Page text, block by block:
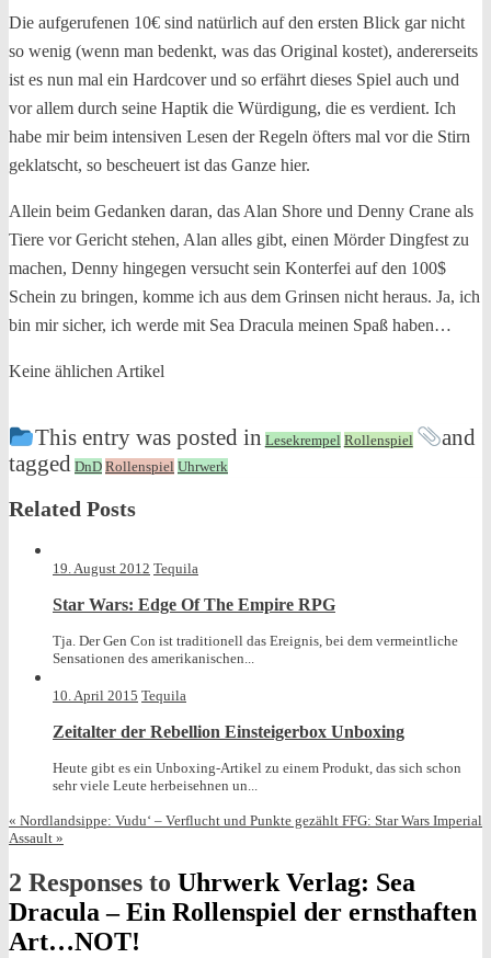
Die aufgerufenen 10€ sind natürlich auf den ersten Blick gar nicht
so wenig (wenn man bedenkt, was das Original kostet), andererseits
ist es nun mal ein Hardcover und so erfährt dieses Spiel auch und
vor allem durch seine Haptik die Würdigung, die es verdient. Ich
habe mir beim intensiven Lesen der Regeln öfters mal vor die Stirn
geklatscht, so bescheuert ist das Ganze hier.
Allein beim Gedanken daran, das Alan Shore und Denny Crane als
Tiere vor Gericht stehen, Alan alles gibt, einen Mörder Dingfest zu
machen, Denny hingegen versucht sein Konterfei auf den 100$
Schein zu bringen, komme ich aus dem Grinsen nicht heraus. Ja, ich
bin mir sicher, ich werde mit Sea Dracula meinen Spaß haben…
Keine ählichen Artikel
This entry was posted in Lesekrempel Rollenspiel
and
tagged DnD Rollenspiel Uhrwerk
Related Posts
19. August 2012 Tequila
Star Wars: Edge Of The Empire RPG
Tja. Der Gen Con ist traditionell das Ereignis, bei dem vermeintliche
Sensationen des amerikanischen...
10. April 2015 Tequila
Zeitalter der Rebellion Einsteigerbox Unboxing
Heute gibt es ein Unboxing-Artikel zu einem Produkt, das sich schon
sehr viele Leute herbeisehnen un...
« Nordlandsippe: Vudu‘ – Verflucht und Punkte gezählt FFG: Star Wars Imperial
Assault »
2 Responses to Uhrwerk Verlag: Sea
Dracula – Ein Rollenspiel der ernsthaften
Art…NOT!